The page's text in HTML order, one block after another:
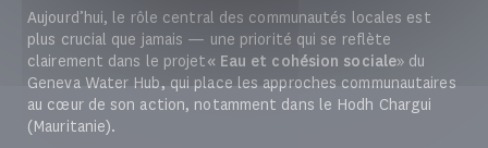
Aujourd’hui, le rôle central des communautés locales est
plus crucial que jamais — une priorité qui se reflète
clairement dans le projet« Eau et cohésion sociale» du
Geneva Water Hub, qui place les approches communautaires
au cœur de son action, notamment dans le Hodh Chargui
(Mauritanie).